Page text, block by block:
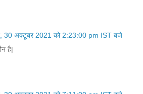
30 अक्टूबर 2021 को 2:23:00 pm IST बजे
है|